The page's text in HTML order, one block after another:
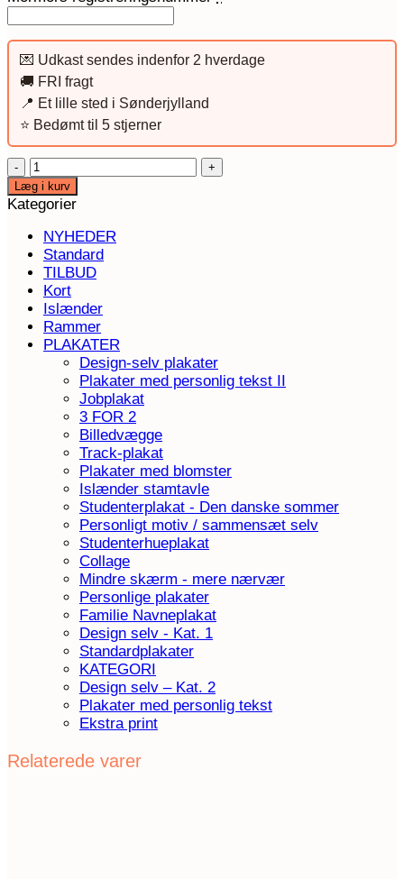
💌 Udkast sendes indenfor 2 hverdage
🚚 FRI fragt
📍 Et lille sted i Sønderjylland
⭐️ Bedømt til 5 stjerner
Islænder
stamtavle,
plakatsæt
antal
Læg i kurv
Kategorier
NYHEDER
Standard
TILBUD
Kort
Islænder
Rammer
PLAKATER
Design-selv plakater
Plakater med personlig tekst II
Jobplakat
3 FOR 2
Billedvægge
Track-plakat
Plakater med blomster
Islænder stamtavle
Studenterplakat - Den danske sommer
Personligt motiv / sammensæt selv
Studenterhueplakat
Collage
Mindre skærm - mere nærvær
Personlige plakater
Familie Navneplakat
Design selv - Kat. 1
Standardplakater
KATEGORI
Design selv – Kat. 2
Plakater med personlig tekst
Ekstra print
Relaterede varer